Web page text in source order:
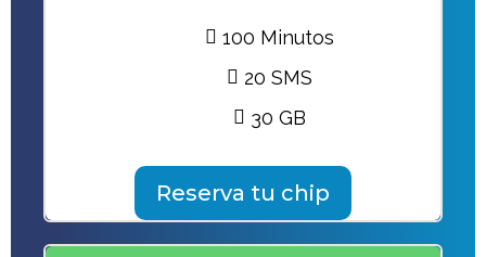
100 Minutos
20 SMS
30 GB
Reserva tu chip